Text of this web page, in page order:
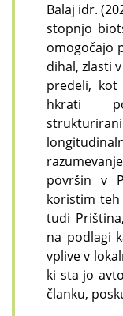
Balaj idr.
stopnjo
omogočajo
dihal, zlasti
predeli, kot
hkrati
površin v
koristim teh
tudi
na podlagi
vplive v
ki sta jo
članku,